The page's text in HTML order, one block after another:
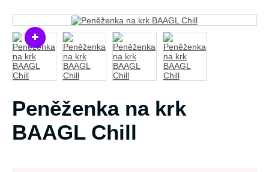
Peněženka na krk
BAAGL Chill